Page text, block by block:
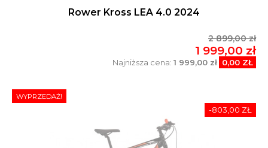
Rower Kross LEA 4.0 2024
2 899,00 zł
1 999,00 zł
Najniższa cena: 1 999,00 zł 0,00 ZŁ
WYPRZEDAŻ!
-803,00 ZŁ